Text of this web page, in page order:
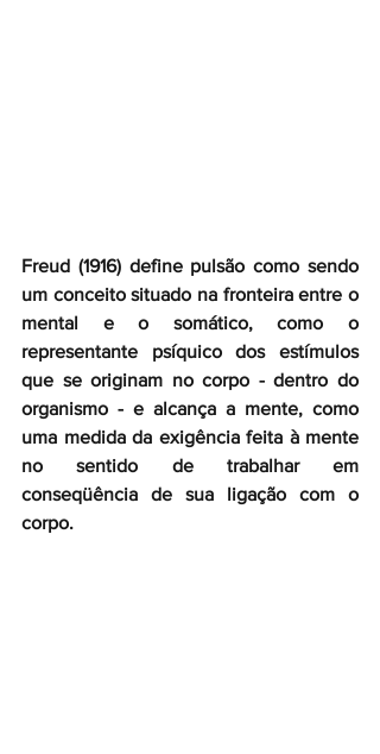
Freud (1916) define pulsão como sendo
um conceito situado na fronteira entre o
mental e o somático, como o
representante psíquico dos estímulos
que se originam no corpo - dentro do
organismo - e alcança a mente, como
uma medida da exigência feita à mente
no sentido de trabalhar em
conseqüência de sua ligação com o
corpo.